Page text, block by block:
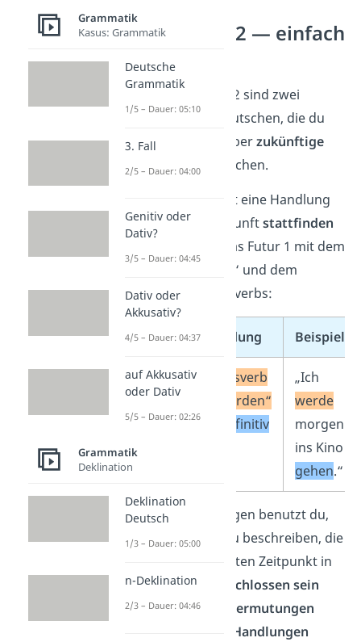
Futur 1 und 2 — einfach
erklärt
Futur 1 und Futur 2 sind zwei
Zeitformenim Deutschen, die du
verwendest, um überzukünftige
Ereignissezu sprechen.
drückt eine Handlung
aus, die in der Zukunftstattfinden
. Du bildest das Futur 1 mit dem
Hilfsverb „werden“ und dem
Infinitiv des Hauptverbs:
Zeitform Bildung Beispiel
Futur 1
Hilfsverb
„werden“
Infinitiv
„Ich
werde
morgen
ins Kino
gehen.“
DasFutur 2
hingegen benutzt du,
um Handlungen zu beschreiben, die
zu einem bestimmten Zeitpunkt in
der Zukunftabgeschlossen sein
werdenoder um
Vermutungen
über vergangene Handlungen
Grammatik
Kasus: Grammatik
Deutsche
Grammatik
1/5 – Dauer: 05:10
3. Fall
2/5 – Dauer: 04:00
Genitiv oder
Dativ?
3/5 – Dauer: 04:45
Dativ oder
Akkusativ?
4/5 – Dauer: 04:37
auf Akkusativ
oder Dativ
5/5 – Dauer: 02:26
Grammatik
Deklination
Deklination
Deutsch
1/3 – Dauer: 05:00
n-Deklination
2/3 – Dauer: 04:46